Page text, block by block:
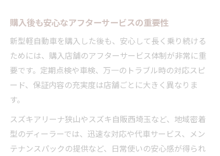
購入後も安心なアフターサービスの重要性
新型軽自動車を購入した後も、安心して長く乗り続ける
ためには、購入店舗のアフターサービス体制が非常に重
要です。定期点検や車検、万一のトラブル時の対応スピ
ード、保証内容の充実度は店舗ごとに大きく異なりま
す。
スズキアリーナ狭山やスズキ自販西埼玉など、地域密着
型のディーラーでは、迅速な対応や代車サービス、メン
テナンスパックの提供など、日常使いの安心感が得られ